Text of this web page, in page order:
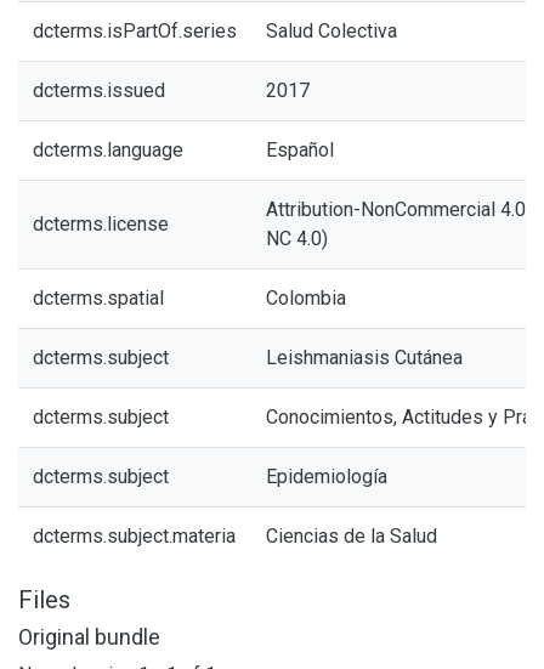
dcterms.isPartOf.series Salud Colectiva
dcterms.issued 2017
dcterms.language Español
dcterms.license
Attribution-NonCommercial 4.0
NC 4.0)
dcterms.spatial Colombia
dcterms.subject Leishmaniasis Cutánea
dcterms.subject Conocimientos, Actitudes y
dcterms.subject Epidemiología
dcterms.subject.materia Ciencias de la Salud
Files
Original bundle